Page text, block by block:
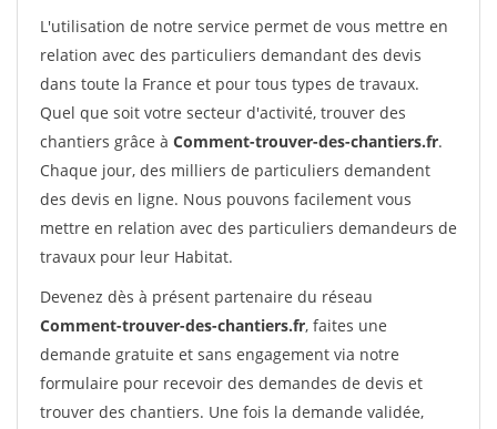
L'utilisation de notre service permet de vous mettre en
relation avec des particuliers demandant des devis
dans toute la France et pour tous types de travaux.
Quel que soit votre secteur d'activité, trouver des
chantiers grâce à Comment-trouver-des-chantiers.fr.
Chaque jour, des milliers de particuliers demandent
des devis en ligne. Nous pouvons facilement vous
mettre en relation avec des particuliers demandeurs de
travaux pour leur Habitat.
Devenez dès à présent partenaire du réseau
Comment-trouver-des-chantiers.fr, faites une
demande gratuite et sans engagement via notre
formulaire pour recevoir des demandes de devis et
trouver des chantiers. Une fois la demande validée,